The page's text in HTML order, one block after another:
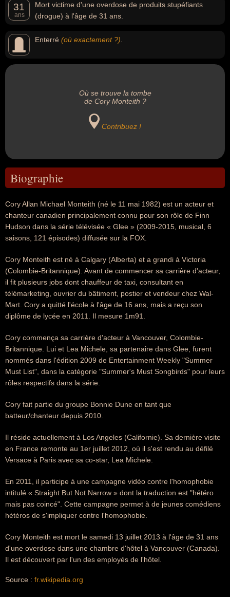
31
ans
Mort victime d'une overdose de produits stupéfiants
(drogue) à l'âge de 31 ans.
Enterré (où exactement ?)
Où se trouve la tombe
de Cory Monteith ?
Contribuez !
Biographie
Cory Allan Michael Monteith (né le 11 mai 1982) est un acteur et
chanteur canadien principalement connu pour son rôle de Finn
Hudson dans la série télévisée « Glee » (2009-2015, musical, 6
saisons, 121 épisodes) diffusée sur la FOX.
Cory Monteith est né à Calgary (Alberta) et a grandi à Victoria
(Colombie-Britannique). Avant de commencer sa carrière d'acteur,
il fit plusieurs jobs dont chauffeur de taxi, consultant en
télémarketing, ouvrier du bâtiment, postier et vendeur chez Wal-
Mart. Cory a quitté l'école à l'âge de 16 ans, mais a reçu son
diplôme de lycée en 2011. Il mesure 1m91.
Cory commença sa carrière d'acteur à Vancouver, Colombie-
Britannique. Lui et Lea Michele, sa partenaire dans Glee, furent
nommés dans l'édition 2009 de Entertainment Weekly "Summer
Must List", dans la catégorie "Summer's Must Songbirds" pour leurs
rôles respectifs dans la série.
Cory fait partie du groupe Bonnie Dune en tant que
batteur/chanteur depuis 2010.
Il réside actuellement à Los Angeles (Californie). Sa dernière visite
en France remonte au 1er juillet 2012, où il s'est rendu au défilé
Versace à Paris avec sa co-star, Lea Michele.
En 2011, il participe à une campagne vidéo contre l'homophobie
intitulé « Straight But Not Narrow » dont la traduction est "hétéro
mais pas coincé". Cette campagne permet à de jeunes comédiens
hétéros de s'impliquer contre l'homophobie.
Cory Monteith est mort le samedi 13 juillet 2013 à l'âge de 31 ans
d'une overdose dans une chambre d'hôtel à Vancouver (Canada).
Il est découvert par l'un des employés de l'hôtel.
Source : fr.wikipedia.org